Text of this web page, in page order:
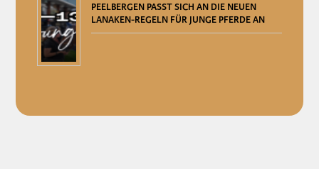
PEELBERGEN PASST SICH AN DIE NEUEN
LANAKEN-REGELN FÜR JUNGE PFERDE AN